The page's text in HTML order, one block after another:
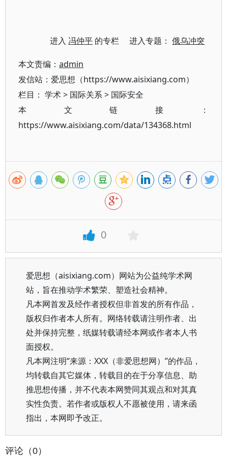
进入 冯仲平 的专栏 进入专题：俄乌冲突
本文责编： admin
发信站：爱思想（https://www.aisixiang.com）
栏目： 学术> 国际关系> 国际安全
本文链接：
https://www.aisixiang.com/data/134368.html
0
爱思想（aisixiang.com）网站为公益纯学术网
站，旨在推动学术繁荣、塑造社会精神。
凡本网首发及经作者授权但非首发的所有作品，
版权归作者本人所有。网络转载请注明作者、出
处并保持完整，纸媒转载请经本网或作者本人书
面授权。
凡本网注明“来源：XXX（非爱思想网）”的作品，
均转载自其它媒体，转载目的在于分享信息、助
推思想传播，并不代表本网赞同其观点和对其真
实性负责。若作者或版权人不愿被使用，请来函
指出，本网即予改正。
评论（0）